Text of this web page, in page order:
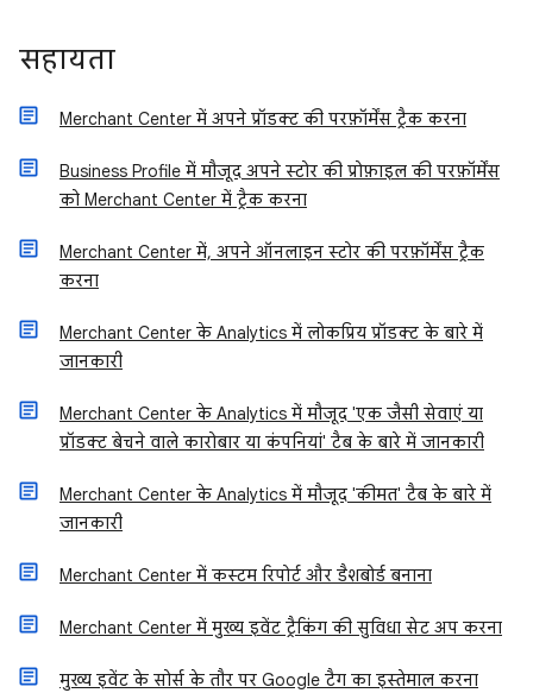
सहायता
Merchant Center में अपने प्रॉडक्ट की परफ़ॉर्मेंस ट्रैक करना
Business Profile में मौजूद अपने स्टोर की प्रोफ़ाइल की परफ़ॉर्मेंस
को Merchant Center में ट्रैक करना
Merchant Center में, अपने ऑनलाइन स्टोर की परफ़ॉर्मेंस ट्रैक
करना
Merchant Center के Analytics में लोकप्रिय प्रॉडक्ट के बारे में
जानकारी
Merchant Center के Analytics में मौजूद 'एक जैसी सेवाएं या
प्रॉडक्ट बेचने वाले कारोबार या कंपनियां' टैब के बारे में जानकारी
Merchant Center के Analytics में मौजूद 'कीमत' टैब के बारे में
जानकारी
Merchant Center में कस्टम रिपोर्ट और डैशबोर्ड बनाना
Merchant Center में मुख्य इवेंट ट्रैकिंग की सुविधा सेट अप करना
मुख्य इवेंट के सोर्स के तौर पर Google टैग का इस्तेमाल करना